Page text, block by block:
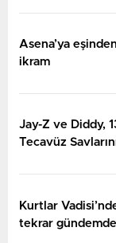
Asena’ya
ikram
Jay-Z ve Diddy,
Tecavüz
Kurtlar
tekrar gündemde